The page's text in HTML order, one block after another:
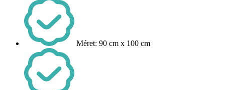
Méret: 90 cm x 100 cm